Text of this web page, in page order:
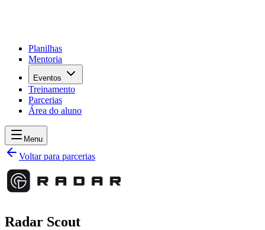
Planilhas
Mentoria
Eventos
Treinamento
Parcerias
Área do aluno
Menu
Voltar para parcerias
Radar Scout